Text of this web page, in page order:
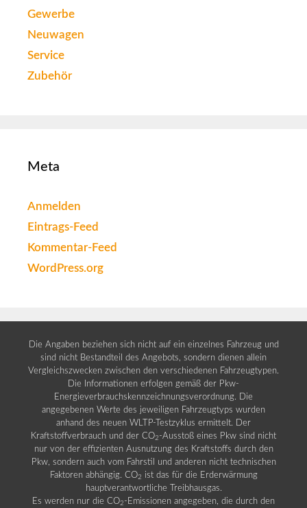
Gewerbe
Neuwagen
Service
Zubehör
Meta
Anmelden
Eintrags-Feed
Kommentar-Feed
WordPress.org
Die Angaben beziehen sich nicht auf ein einzelnes Fahrzeug und
sind nicht Bestandteil des Angebots, sondern dienen allein
Vergleichszwecken zwischen den verschiedenen Fahrzeugtypen.
Die Informationen erfolgen gemäß der Pkw-
Energieverbrauchskennzeichnungsverordnung. Die
angegebenen Werte des jeweiligen Fahrzeugtyps wurden
anhand des neuen WLTP-Testzyklus ermittelt. Der
Kraftstoffverbrauch und der CO2 -Ausstoß eines Pkw sind nicht
nur von der effizienten Ausnutzung des Kraftstoffs durch den
Pkw, sondern auch vom Fahrstil und anderen nicht technischen
Faktoren abhängig. CO2 ist das für die Erderwärmung
hauptverantwortliche Treibhausgas.
Es werden nur die CO2 -Emissionen angegeben, die durch den